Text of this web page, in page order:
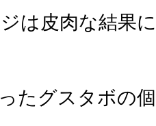
は皮肉な結果に
たグスタボの個